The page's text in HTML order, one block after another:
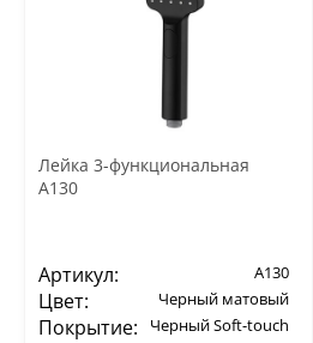
Лейка 3-функциональная
A130
Артикул: A130
Цвет: Черный матовый
Покрытие: Черный Soft-touch